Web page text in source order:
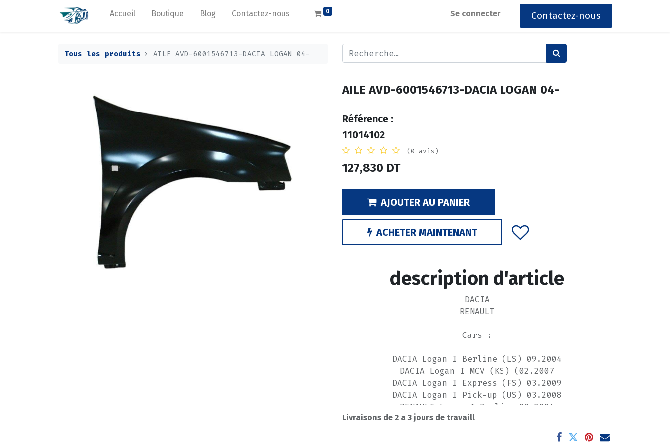
Accueil Boutique Blog Contactez-nous 0 Se connecter Contactez-nous
Tous les produits AILE AVD-6001546713-DACIA LOGAN 04-
AILE AVD-6001546713-DACIA LOGAN 04-
Référence :
11014102
(0 avis)
127,830 DT
AJOUTER AU PANIER
ACHETER MAINTENANT
description d'article
DACIA
RENAULT
Cars :
DACIA Logan I Berline (LS) 09.2004
DACIA Logan I MCV (KS) (02.2007
DACIA Logan I Express (FS) 03.2009
DACIA Logan I Pick-up (US) 03.2008
RENAULT Logan I Berline 09.2004
RENAULT Logan I Break (KS) 04.2007
----------------------------------
Livraisons de 2 a 3 jours de travaill